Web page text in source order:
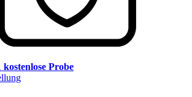
kostenlose Probe